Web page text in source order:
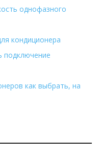
однофазного
кондиционера
подключение
как выбрать, на